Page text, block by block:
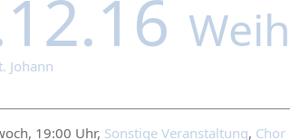
Johann
19:00 Uhr, Sonstige Veranstaltung, Chor